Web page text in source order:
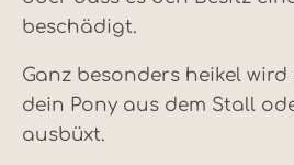
beschädigt.
Ganz besonders heikel wird
dein Pony aus dem Stall
ausbüxt.